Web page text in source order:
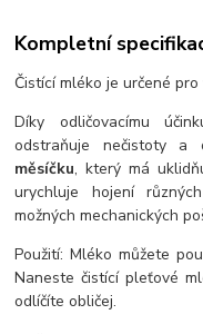
Kompletní
Čistící mléko je určené
Díky odličovacímu
odstraňuje nečistoty a
měsíčku, který má
urychluje hojení
možných mechanických
Použití: Mléko můžete
Naneste čistící pleťové
odlíčíte obličej.